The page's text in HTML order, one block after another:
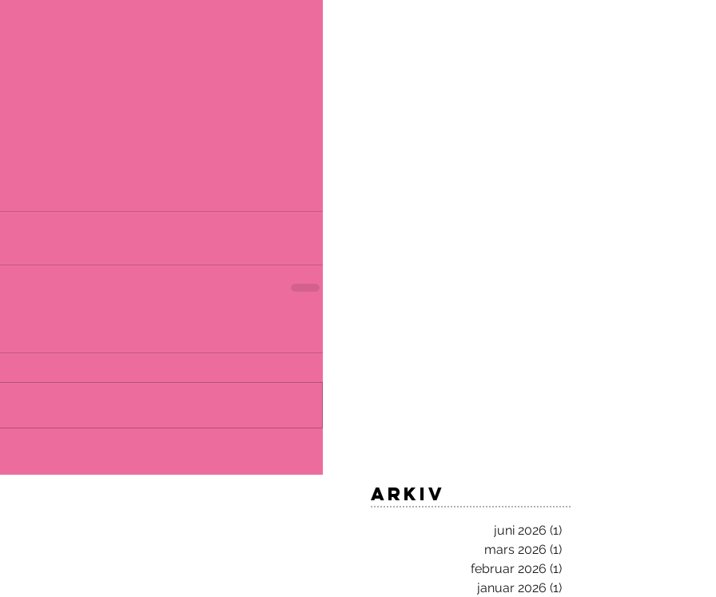
ARKIV
juni 2026 (1)
mars 2026 (1)
februar 2026 (1)
januar 2026 (1)